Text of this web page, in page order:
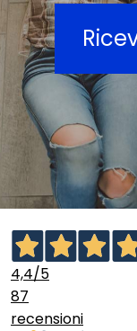
4,4/5
87
recensioni